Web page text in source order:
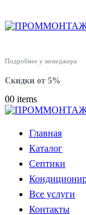
Подробнее у менеджера
Скидки от 5%
00 items
Главная
Каталог
Септики
Все услуги
Контакты